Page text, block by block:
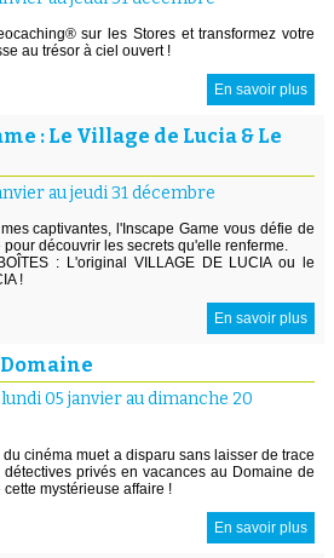
sur les Stores et transformez votre
au trésor à ciel ouvert !
En savoir plus
: Le Village de Lucia & Le
au jeudi 31 décembre
captivantes, l'Inscape Game vous défie de
découvrir les secrets qu'elle renferme.
: L'original VILLAGE DE LUCIA ou le
!
En savoir plus
05 janvier au dimanche 20
cinéma muet a disparu sans laisser de trace
privés en vacances au Domaine de
mystérieuse affaire !
En savoir plus